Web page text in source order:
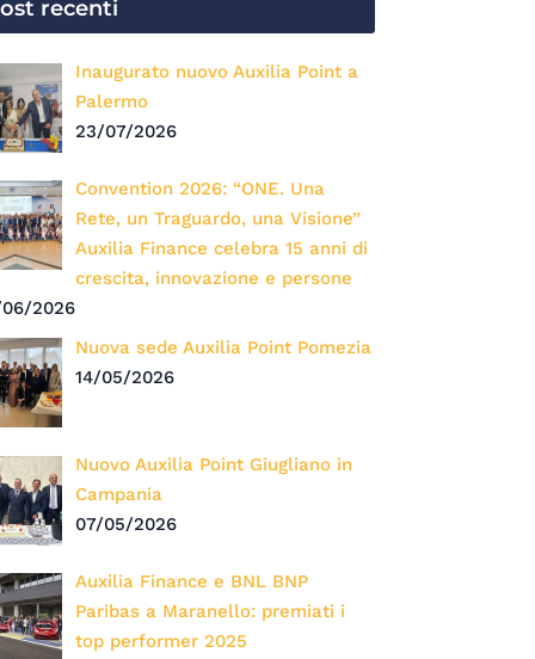
recenti
Inaugurato nuovo Auxilia Point a
Palermo
23/07/2026
Convention 2026: “ONE. Una
Rete, un Traguardo, una Visione”
Auxilia Finance celebra 15 anni di
crescita, innovazione e persone
2026
Nuova sede Auxilia Point Pomezia
14/05/2026
Nuovo Auxilia Point Giugliano in
Campania
07/05/2026
Auxilia Finance e BNL BNP
Paribas a Maranello: premiati i
top performer 2025